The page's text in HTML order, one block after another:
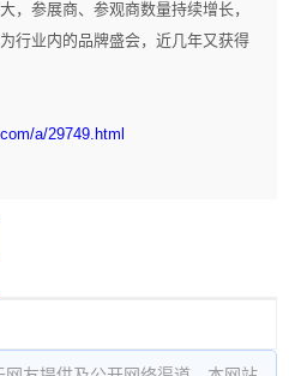
，参展商、参观商数量持续增长，
行业内的品牌盛会，近几年又获得
a/29749.html